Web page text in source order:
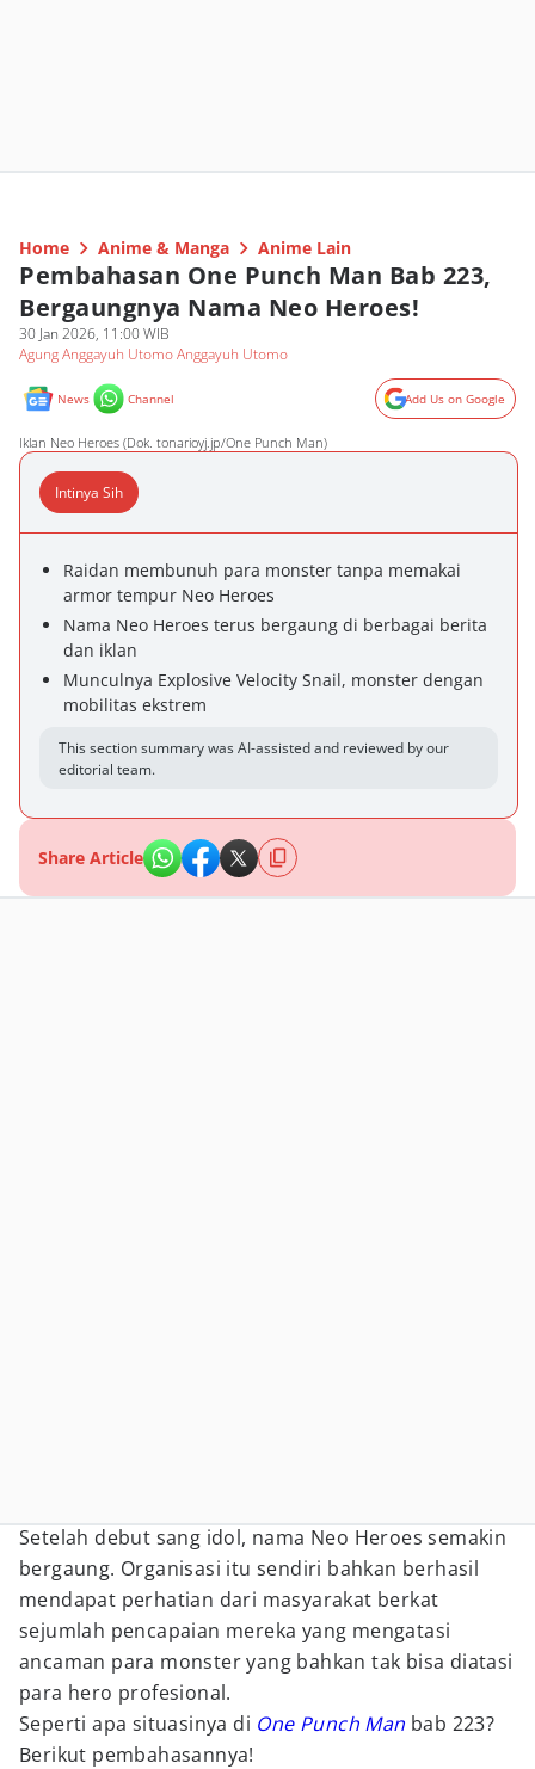
Home Anime & Manga Anime Lain
Pembahasan One Punch Man Bab 223,
Bergaungnya Nama Neo Heroes!
30 Jan 2026, 11:00 WIB
Agung Anggayuh Utomo Anggayuh Utomo
News Channel Add Us on Google
Iklan Neo Heroes (Dok. tonarioyj.jp/One Punch Man)
Intinya Sih
Raidan membunuh para monster tanpa memakai
armor tempur Neo Heroes
Nama Neo Heroes terus bergaung di berbagai berita
dan iklan
Munculnya Explosive Velocity Snail, monster dengan
mobilitas ekstrem
This section summary was AI-assisted and reviewed by our
editorial team.
Share Article
Setelah debut sang idol, nama Neo Heroes semakin
bergaung. Organisasi itu sendiri bahkan berhasil
mendapat perhatian dari masyarakat berkat
sejumlah pencapaian mereka yang mengatasi
ancaman para monster yang bahkan tak bisa diatasi
para hero profesional.
Seperti apa situasinya di One Punch Man bab 223?
Berikut pembahasannya!